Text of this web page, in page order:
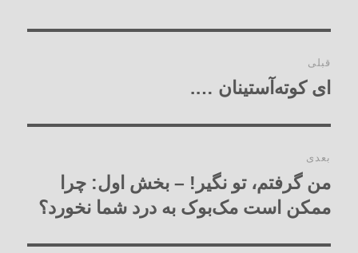
نوشته‌ها
قبلی
نوشته
ای کوته‌آستینان ….
بعدی
نوشته
بعدی:
من گرفتم، تو نگیر! – بخش اول: چرا
ممکن است مک‌بوک به درد شما نخورد؟